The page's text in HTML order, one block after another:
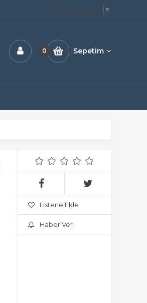
Select Language ▼
0 Sepetim
Listene Ekle
Haber Ver